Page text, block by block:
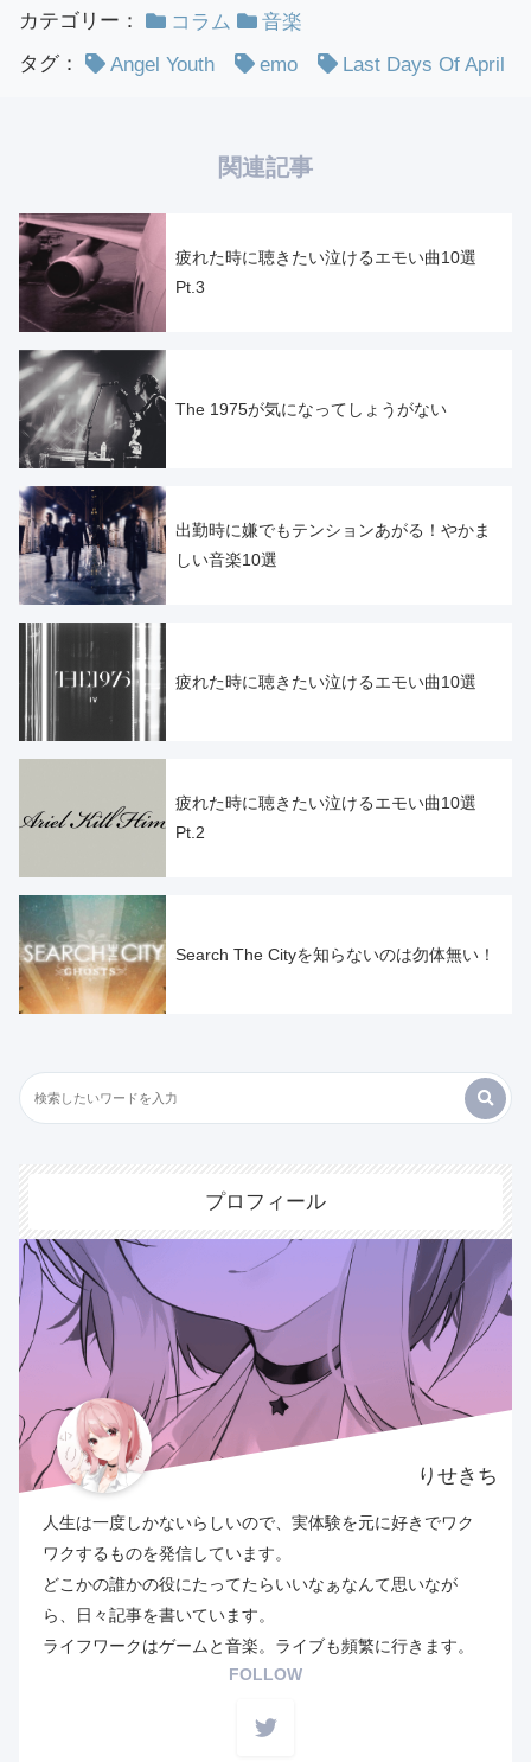
カテゴリー： コラム
音楽
タグ：
Angel Youth emo Last Days Of April
関連記事
疲れた時に聴きたい泣けるエモい曲10選
Pt.3
The 1975が気になってしょうがない
出勤時に嫌でもテンションあがる！やかま
しい音楽10選
疲れた時に聴きたい泣けるエモい曲10選
疲れた時に聴きたい泣けるエモい曲10選
Pt.2
Search The Cityを知らないのは勿体無い！
プロフィール
りせきち
人生は一度しかないらしいので、実体験を元に好きでワク
ワクするものを発信しています。
どこかの誰かの役にたってたらいいなぁなんて思いなが
ら、日々記事を書いています。
ライフワークはゲームと音楽。ライブも頻繁に行きます。
FOLLOW